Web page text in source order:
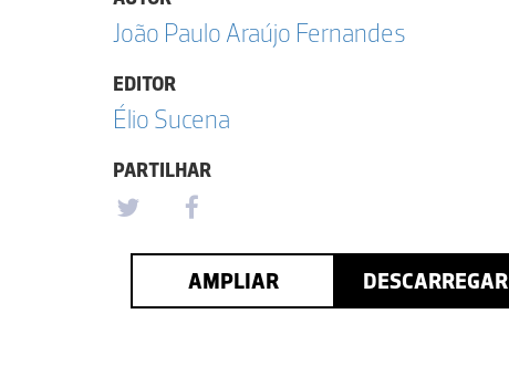
João Paulo Araújo Fernandes
EDITOR
Élio Sucena
PARTILHAR
AMPLIAR DESCARREGAR